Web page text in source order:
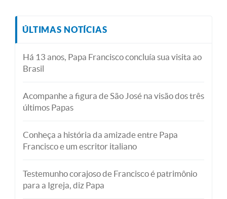
ÚLTIMAS NOTÍCIAS
Há 13 anos, Papa Francisco concluía sua visita ao
Brasil
Acompanhe a figura de São José na visão dos três
últimos Papas
Conheça a história da amizade entre Papa
Francisco e um escritor italiano
Testemunho corajoso de Francisco é patrimônio
para a Igreja, diz Papa